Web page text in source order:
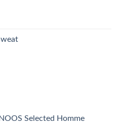
Selected Homme